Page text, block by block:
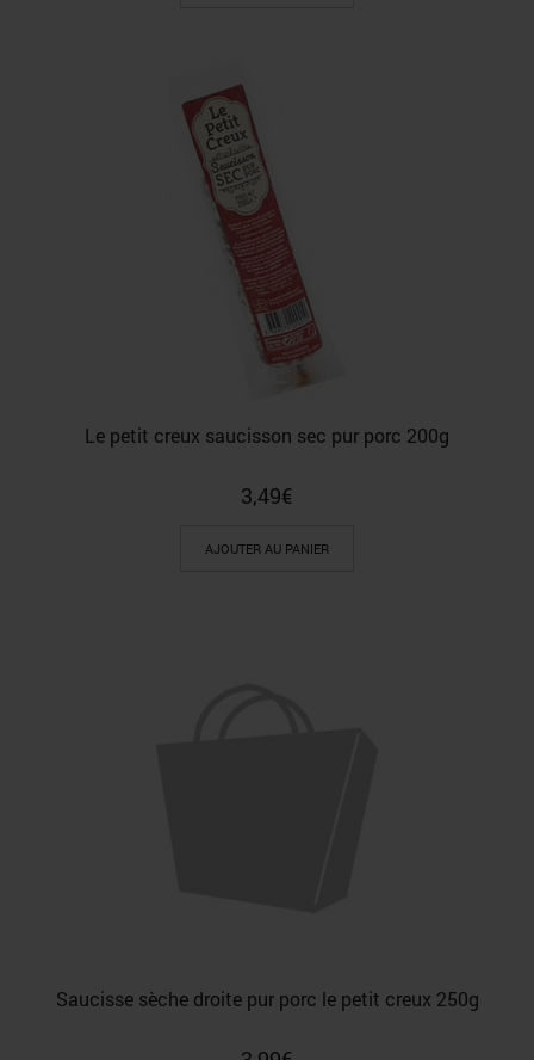
Le petit creux saucisson sec pur porc 200g
3,49€
AJOUTER AU PANIER
Saucisse sèche droite pur porc le petit creux 250g